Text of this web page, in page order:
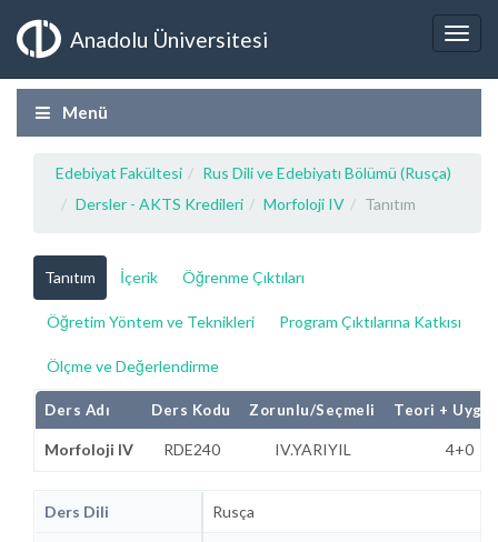
Anadolu Üniversitesi
Menü
Edebiyat Fakültesi
Rus Dili ve Edebiyatı Bölümü (Rusça)
Dersler - AKTS Kredileri
Morfoloji IV Tanıtım
Tanıtım İçerik Öğrenme Çıktıları
Öğretim Yöntem ve Teknikleri Program Çıktılarına Katkısı
Ölçme ve Değerlendirme
Ders Adı Ders Kodu Zorunlu/Seçmeli Teori +
Morfoloji IV RDE240 IV.YARIYIL 4+0
Ders Dili Rusça